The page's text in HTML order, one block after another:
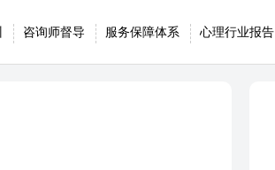
咨询师督导 服务保障体系 心理行业报告